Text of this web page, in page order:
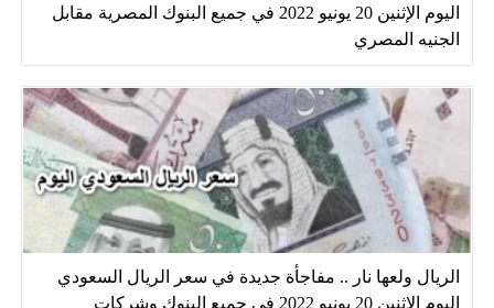
اليوم الإثنين 20 يونيو 2022 في جميع البنوك المصرية مقابل
الجنيه المصري
الريال ولعها نار .. مفاجأة جديدة في سعر الريال السعودي
اليوم الإثنين 20 يونيو 2022 في جميع البنوك وشركات